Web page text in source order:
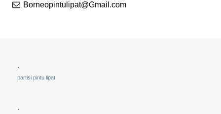
Borneopintulipat@Gmail.com
.
partisi pintu lipat
.